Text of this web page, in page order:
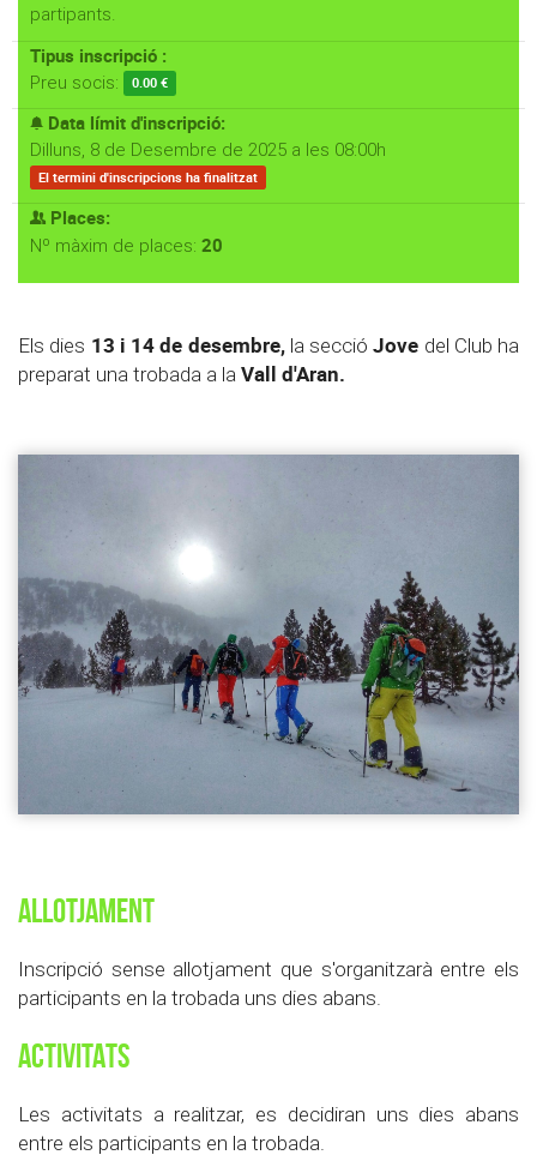
partipants.
Tipus inscripció :
Preu socis: 0.00 €
Data límit d'inscripció:
Dilluns, 8 de Desembre de 2025 a les 08:00h
El termini d'inscripcions ha finalitzat
Places:
Nº màxim de places: 20
Els dies 13 i 14 de desembre, la seccióJove del Club ha
preparat una trobada a laVall d'Aran.
ALLOTJAMENT
Inscripció sense allotjament que s'organitzarà entre els
participants en la trobada uns dies abans.
ACTIVITATS
Les activitats a realitzar, es decidiran uns dies abans
entre els participants en la trobada.